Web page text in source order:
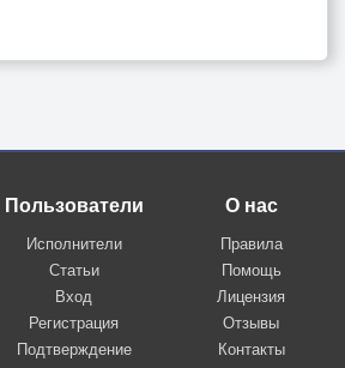
Пользователи
Исполнители
Статьи
Вход
Регистрация
Подтверждение
О нас
Правила
Помощь
Лицензия
Отзывы
Контакты